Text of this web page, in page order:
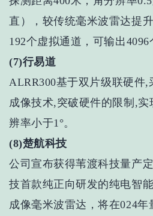
直），较传统毫米波雷达提
192个虚拟通道，可输出4096
(7)行易道
ALRR300基于双片级联硬件
成像技术,突破硬件的限制,
辨率小于1°。
(8)楚航科技
公司宣布获得苇渡科技量产
技首款纯正向研发的纯电智
成像毫米波雷达，将在024年